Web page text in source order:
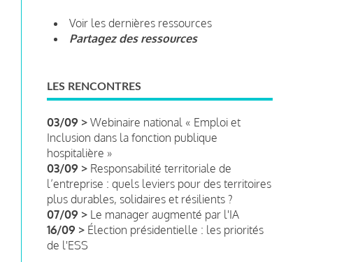
Voir les dernières ressources
Partagez des ressources
LES RENCONTRES
03/09 > Webinaire national « Emploi et
Inclusion dans la fonction publique
hospitalière »
03/09 > Responsabilité territoriale de
l’entreprise : quels leviers pour des territoires
plus durables, solidaires et résilients ?
07/09 > Le manager augmenté par l'IA
16/09 > Élection présidentielle : les priorités
de l'ESS